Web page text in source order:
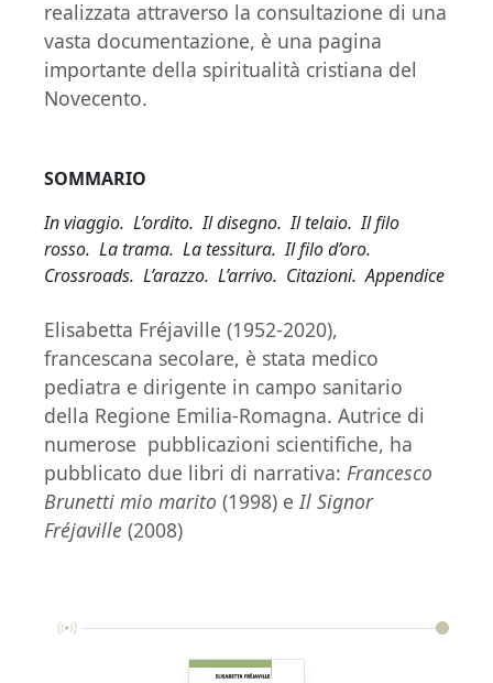
realizzata attraverso la consultazione di una
vasta documentazione, è una pagina
importante della spiritualità cristiana del
Novecento.
SOMMARIO
In viaggio. L’ordito. Il disegno. Il telaio. Il filo
rosso. La trama. La tessitura. Il filo d’oro.
Crossroads. L’arazzo. L’arrivo. Citazioni. Appendice
Elisabetta Fréjaville (1952-2020),
francescana secolare, è stata medico
pediatra e dirigente in campo sanitario
della Regione Emilia-Romagna. Autrice di
numerose pubblicazioni scientifiche, ha
pubblicato due libri di narrativa: Francesco
Brunetti mio marito (1998) eIl Signor
Fréjaville (2008)